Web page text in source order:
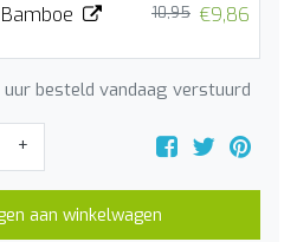
10,95 €9,86
uur besteld vandaag verstuurd
+
aan winkelwagen